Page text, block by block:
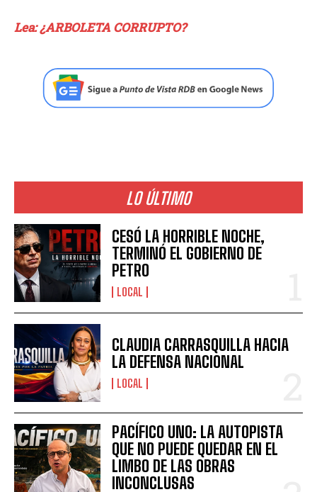
Lea: ¿ARBOLETA CORRUPTO?
LO ÚLTIMO
CESÓ LA HORRIBLE NOCHE,
TERMINÓ EL GOBIERNO DE
PETRO
LOCAL
CLAUDIA CARRASQUILLA HACIA
LA DEFENSA NACIONAL
LOCAL
PACÍFICO UNO: LA AUTOPISTA
QUE NO PUEDE QUEDAR EN EL
LIMBO DE LAS OBRAS
INCONCLUSAS